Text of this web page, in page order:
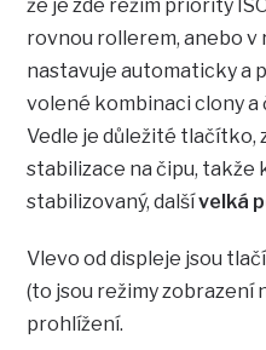
že je zde režim priority
rovnou rollerem, anebo v
nastavuje automaticky a
volené kombinaci clony a
Vedle je důležité tlačítko,
stabilizace na čipu, takže
stabilizovaný, dalšívelká
Vlevo od displeje jsou
(to jsou režimy zobrazení
prohlížení.